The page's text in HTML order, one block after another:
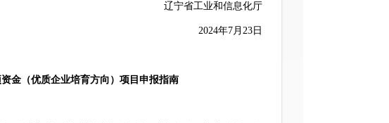
辽宁省工业和信息化厅
2024年7月23日
金（优质企业培育方向）项目申报指南